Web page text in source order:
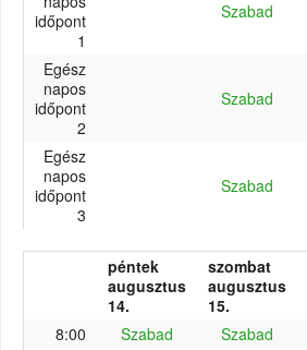
időpont
1
Szabad
Egész
napos
időpont
2
Szabad
Egész
napos
időpont
3
Szabad
péntek
augusztus
14.
szombat
augusztus
15.
8:00
Szabad Szabad